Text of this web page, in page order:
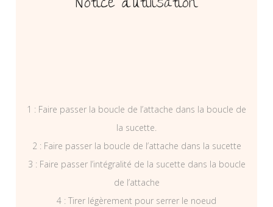
1 : Faire passer la boucle de l’attache dans la boucle de
la sucette.
2 : Faire passer la boucle de l’attache dans la sucette
3 : Faire passer l’intégralité de la sucette dans la boucle
de l’attache
4 : Tirer légèrement pour serrer le noeud